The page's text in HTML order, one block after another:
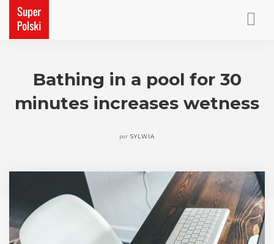
CONTACTBathing in a pool for 30
minutes increases wetness
par SYLWIA